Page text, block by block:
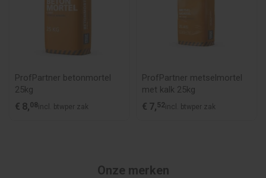
ProfPartner betonmortel
25kg
€ 8,08 incl. btwper zak
ProfPartner metselmortel
met kalk 25kg
€ 7, 52incl. btwper zak
Onze merken